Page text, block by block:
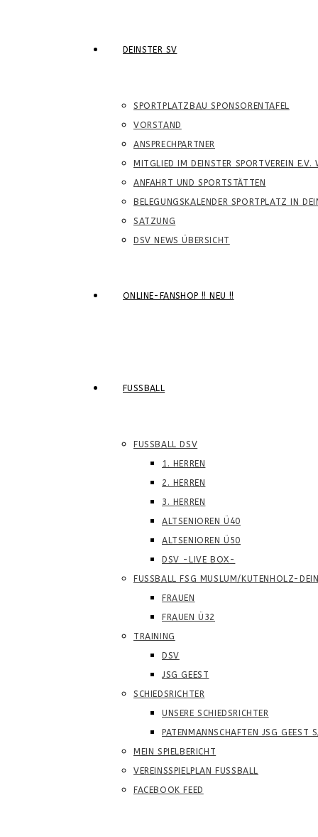
DEINSTER SV
SPORTPLATZBAU SPONSORENTAFEL
VORSTAND
ANSPRECHPARTNER
MITGLIED IM DEINSTER SPORTVEREIN E.V.
ANFAHRT UND SPORTSTÄTTEN
BELEGUNGSKALENDER SPORTPLATZ IN
SATZUNG
DSV NEWS ÜBERSICHT
ONLINE-FANSHOP !! NEU !!
FUSSBALL
FUSSBALL DSV
1. HERREN
2. HERREN
3. HERREN
ALTSENIOREN Ü40
ALTSENIOREN Ü50
DSV -LIVE BOX-
FUSSBALL FSG MUSLUM/KUTENHOLZ-
FRAUEN
FRAUEN Ü32
TRAINING
DSV
JSG GEEST
SCHIEDSRICHTER
UNSERE SCHIEDSRICHTER
PATENMANNSCHAFTEN JSG
MEIN SPIELBERICHT
VEREINSSPIELPLAN FUSSBALL
FACEBOOK FEED